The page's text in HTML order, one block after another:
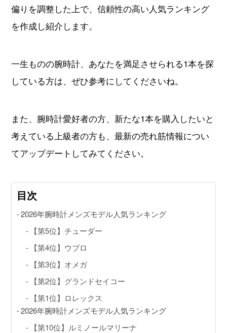
新着記事
腕時計入門ガイド
人気ランキング
動画コンテンツ
おすすめコンテンツをGINZA RASINスタッフがご紹介
GINZA RASIN Youtubeチャンネル
SNS
偏りを調整した上で、信頼性の高い人気ランキング
を作成し紹介します。
一生ものの腕時計、あなたを満足させられる1本を探
している方は、ぜひ参考にしてくださいね。
また、腕時計愛好者の方、新たな1本を購入したいと
考えている上級者の方も、最新の売れ筋情報につい
てアップデートしてみてください。
目次
2026年腕時計メンズモデル人気ランキング
【第5位】チューダー
【第4位】ウブロ
【第3位】オメガ
【第2位】グランドセイコー
【第1位】ロレックス
2026年腕時計メンズモデル人気ランキング
【第10位】ルミノールマリーナ